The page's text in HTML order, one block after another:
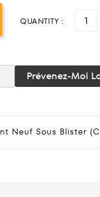
QUANTITY :
Prévenez-Moi
Neuf Sous Blister